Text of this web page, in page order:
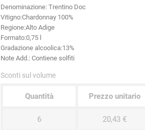
Denominazione: Trentino Doc
Vitigno:Chardonnay 100%
Regione:Alto Adige
Formato:0,75 l
Gradazione alcoolica:13%
Note Add.: Contiene solfiti
Sconti sul volume
Quantità Prezzo unitario
6 20,43 €